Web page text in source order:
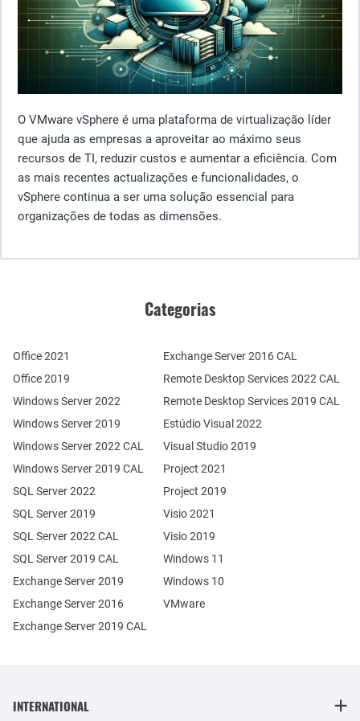
O VMware vSphere é uma plataforma de virtualização líder
que ajuda as empresas a aproveitar ao máximo seus
recursos de TI, reduzir custos e aumentar a eficiência. Com
as mais recentes actualizações e funcionalidades, o
vSphere continua a ser uma solução essencial para
organizações de todas as dimensões.
Categorias
Office 2021
Office 2019
Windows Server 2022
Windows Server 2019
Exchange Server 2019
Exchange Server 2016
SQL Server 2022
SQL Server 2019
Windows Server 2022 CAL
Windows Server 2019 CAL
SQL Server 2022 CAL
SQL Server 2019 CAL
Remote Desktop Services 2022 CAL
Remote Desktop Services 2019 CAL
Exchange Server 2019 CAL
Exchange Server 2016 CAL
Estúdio Visual 2022
Visual Studio 2019
Project 2021
Project 2019
Visio 2021
Visio 2019
Windows 11
Windows 10
VMware
INTERNATIONAL